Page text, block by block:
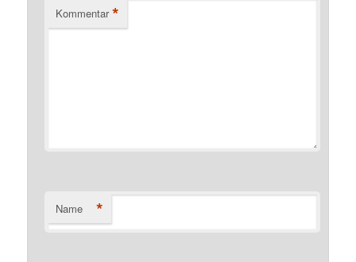
Kommentar *
Name *